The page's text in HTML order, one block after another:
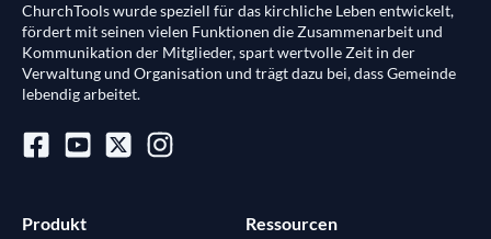
ChurchTools wurde speziell für das kirchliche Leben entwickelt,
fördert mit seinen vielen Funktionen die Zusammenarbeit und
Kommunikation der Mitglieder, spart wertvolle Zeit in der
Verwaltung und Organisation und trägt dazu bei, dass Gemeinde
lebendig arbeitet.
Produkt Ressourcen